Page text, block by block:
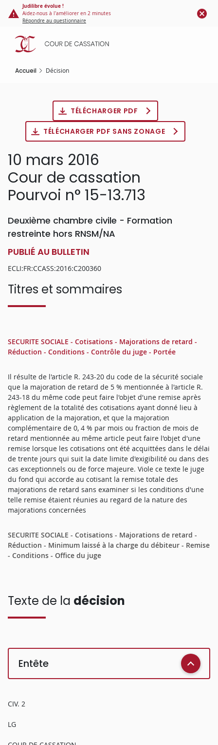
Panneau de gestion des cookies
contenu
principal
Judilibre évolue !
Aidez-nous à l'améliorer en 2 minutes
Répondre au questionnaire
Accueil Décision
TÉLÉCHARGER PDF
TÉLÉCHARGER PDF SANS ZONAGE
10 mars 2016
Cour de cassation
Pourvoi n° 15-13.713
Deuxième chambre civile - Formation
restreinte hors RNSM/NA
PUBLIÉ AU BULLETIN
ECLI:FR:CCASS:2016:C200360
Titres et sommaires
SECURITE SOCIALE - Cotisations - Majorations de retard -
Réduction - Conditions - Contrôle du juge - Portée
Il résulte de l'article R. 243-20 du code de la sécurité sociale
que la majoration de retard de 5 % mentionnée à l'article R.
243-18 du même code peut faire l'objet d'une remise après
règlement de la totalité des cotisations ayant donné lieu à
application de la majoration, et que la majoration
complémentaire de 0, 4 % par mois ou fraction de mois de
retard mentionnée au même article peut faire l'objet d'une
remise lorsque les cotisations ont été acquittées dans le délai
de trente jours qui suit la date limite d'exigibilité ou dans des
cas exceptionnels ou de force majeure. Viole ce texte le juge
du fond qui accorde au cotisant la remise totale des
majorations de retard sans examiner si les conditions d'une
telle remise étaient réunies au regard de la nature des
majorations concernées
SECURITE SOCIALE - Cotisations - Majorations de retard -
Réduction - Minimum laissé à la charge du débiteur - Remise
- Conditions - Office du juge
Texte de la décision
Entête
CIV. 2
LG